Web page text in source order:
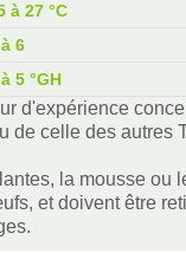
à 27 °C
6
5 °GH
d'expérience
de celle des
la mousse ou
et doivent être